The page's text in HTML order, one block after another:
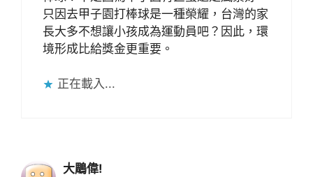
只因去甲子園打棒球是一種榮耀，台灣的家
長大多不想讓小孩成為運動員吧？因此，環
境形成比給獎金更重要。
正在載入...
大鵰偉!